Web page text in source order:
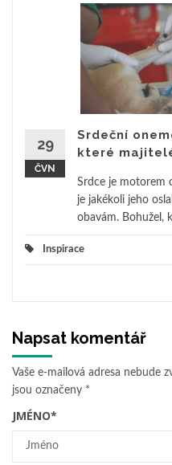
29
ČVN
Srdeční
které
Srdce je motorem
je jakékoli jeho
obavám. Bohužel,
Inspirace
Napsat komentář
Vaše e-mailová adresa nebude
jsou označeny *
JMÉNO*